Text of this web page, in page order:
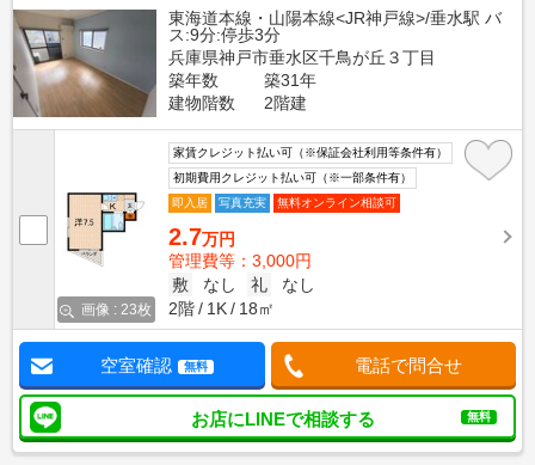
東海道本線・山陽本線<JR神戸線>/垂水駅 バ
ス:9分:停歩3分
兵庫県神戸市垂水区千鳥が丘３丁目
築年数
築31年
建物階数
2階建
画像 : 23枚
家賃クレジット払い可（※保証会社利用等条件有）
初期費用クレジット払い可（※一部条件有）
即入居
写真充実 無料オンライン相談可
2.7万円
管理費等：3,000円
敷
なし 礼
なし
2階
1K 18㎡
空室確認 無料 電話で問合せ
お店にLINEで相談する 無料